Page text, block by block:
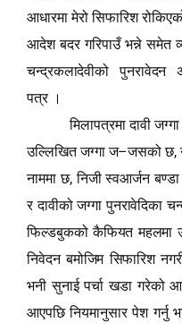
आधारमा मेरो सिफारिश
आदेश बदर गरिपाउँ भन्ने समेत
चन्द्रकलादेवीको
पत्र
।
मिलापत्रमा दावी
उल्लिखित जग्गा ज–जसको छ,
नाममा छ,निजी स्वआर्जन
र दावीको जग्गा पुनरावेदिका
फिल्डबुकको कैफियत महलमा
निवेदन बमोजिम सिफारिश
भनी सुनाई पर्चा खडा गरेको
आएपछि नियमानुसार पेश गर्नु